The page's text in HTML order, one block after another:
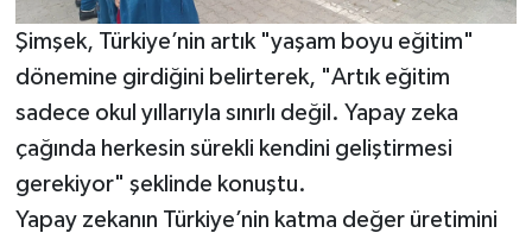
Şimşek, Türkiye’nin artık "yaşam boyu eğitim"
dönemine girdiğini belirterek, "Artık eğitim
sadece okul yıllarıyla sınırlı değil. Yapay zeka
çağında herkesin sürekli kendini geliştirmesi
gerekiyor" şeklinde konuştu.
Yapay zekanın Türkiye’nin katma değer üretimini